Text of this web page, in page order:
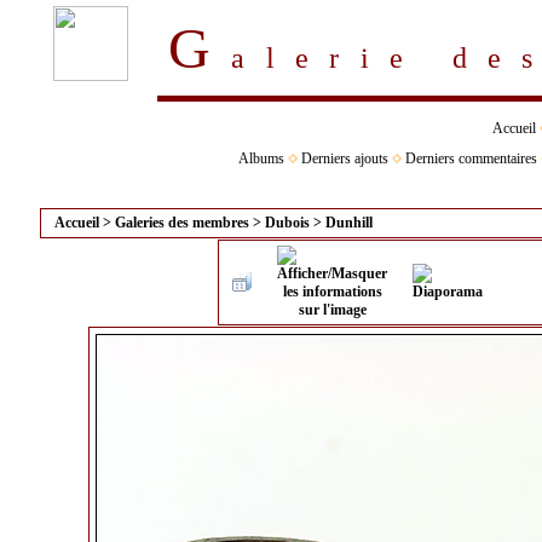
Galerie
Accueil
Albums
Derniers ajouts Derniers commentaires
Accueil > Galeries des membres > Dubois > Dunhill